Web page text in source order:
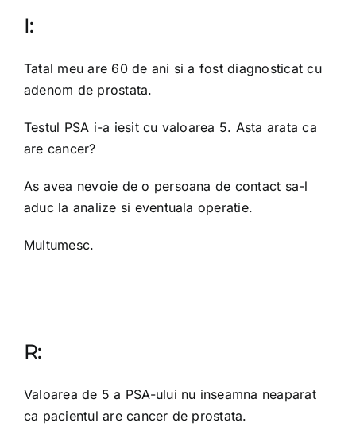
OPINIE MEDICALA
MEDIA
PROGRAMARI
I:
Tatal meu are 60 de ani si a fost diagnosticat cu
adenom de prostata.
Testul PSA i-a iesit cu valoarea 5. Asta arata ca
are cancer?
As avea nevoie de o persoana de contact sa-l
aduc la analize si eventuala operatie.
Multumesc.
R:
Valoarea de 5 a PSA-ului nu inseamna neaparat
ca pacientul are cancer de prostata.